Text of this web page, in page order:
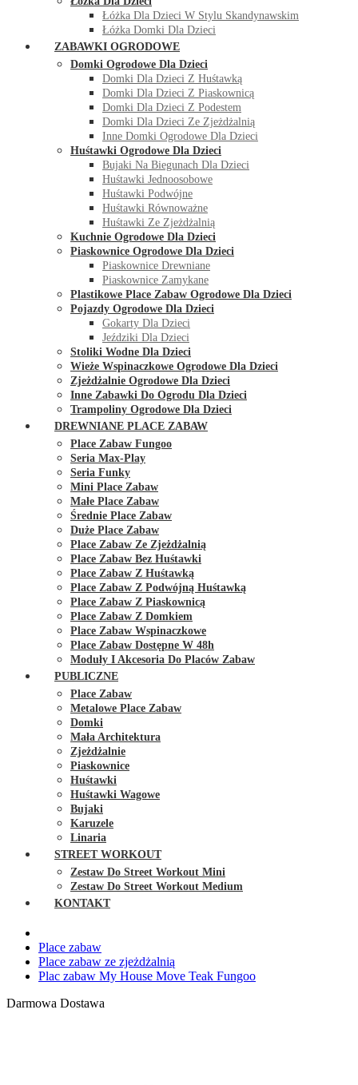
Łóżka Dla Dzieci W Stylu Skandynawskim
Łóżka Domki Dla Dzieci
ZABAWKI OGRODOWE
Domki Ogrodowe Dla Dzieci
Domki Dla Dzieci Z Huśtawką
Domki Dla Dzieci Z Piaskownicą
Domki Dla Dzieci Z Podestem
Domki Dla Dzieci Ze Zjeżdżalnią
Inne Domki Ogrodowe Dla Dzieci
Huśtawki Ogrodowe Dla Dzieci
Bujaki Na Biegunach Dla Dzieci
Huśtawki Jednoosobowe
Huśtawki Podwójne
Huśtawki Równoważne
Huśtawki Ze Zjeżdżalnią
Kuchnie Ogrodowe Dla Dzieci
Piaskownice Ogrodowe Dla Dzieci
Piaskownice Drewniane
Piaskownice Zamykane
Plastikowe Place Zabaw Ogrodowe Dla Dzieci
Pojazdy Ogrodowe Dla Dzieci
Gokarty Dla Dzieci
Jeździki Dla Dzieci
Stoliki Wodne Dla Dzieci
Wieże Wspinaczkowe Ogrodowe Dla Dzieci
Zjeżdżalnie Ogrodowe Dla Dzieci
Inne Zabawki Do Ogrodu Dla Dzieci
Trampoliny Ogrodowe Dla Dzieci
DREWNIANE PLACE ZABAW
Place Zabaw Fungoo
Seria Max-Play
Seria Funky
Mini Place Zabaw
Małe Place Zabaw
Średnie Place Zabaw
Duże Place Zabaw
Place Zabaw Ze Zjeżdżalnią
Place Zabaw Bez Huśtawki
Place Zabaw Z Huśtawką
Place Zabaw Z Podwójną Huśtawką
Place Zabaw Z Piaskownicą
Place Zabaw Z Domkiem
Place Zabaw Wspinaczkowe
Place Zabaw Dostępne W 48h
Moduły I Akcesoria Do Placów Zabaw
PUBLICZNE
Place Zabaw
Metalowe Place Zabaw
Domki
Mała Architektura
Zjeżdżalnie
Piaskownice
Huśtawki
Huśtawki Wagowe
Bujaki
Karuzele
Linaria
STREET WORKOUT
Zestaw Do Street Workout Mini
Zestaw Do Street Workout Medium
KONTAKT
Place zabaw
Place zabaw ze zjeżdżalnią
Plac zabaw My House Move Teak Fungoo
Darmowa Dostawa